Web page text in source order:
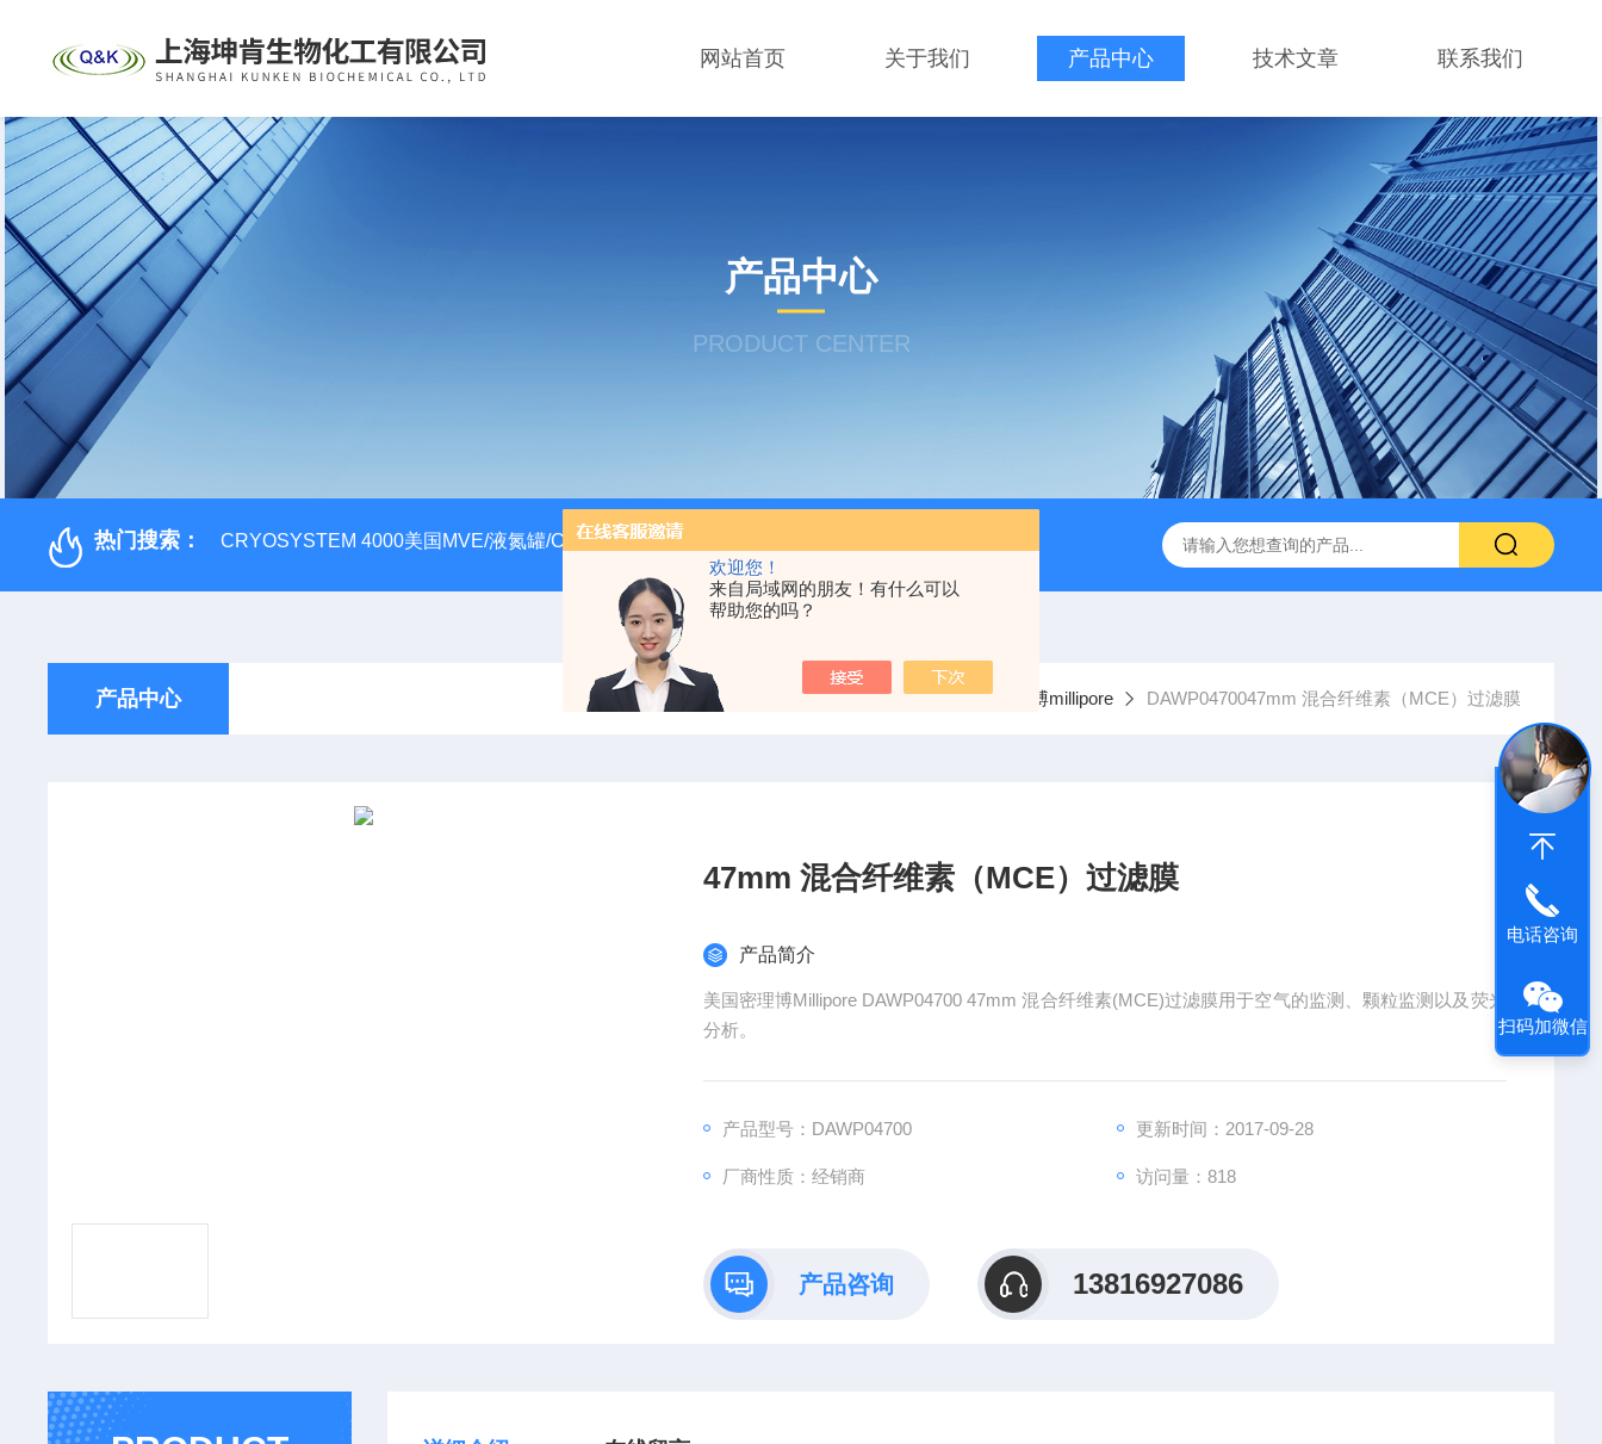
欢迎您！
来自局域网的朋友！有什么可以
帮助您的吗？
网站首页 关于我们 产品中心 技术文章 联系我们
产品中心
PRODUCT CENTER
热门搜索： CRYOSYSTEM 4000美国MVE/液氮罐/CRYOSYSTEM 4000 美国Corning 384孔细胞培养板 安捷伦Agilent色谱柱清单1 产品价格
产品中心 当前位置： 首页 产品中心 过滤器 美国密理博millipore DAWP0470047mm 混合纤维素（MCE）过滤膜
47mm 混合纤维素（MCE）过滤膜
产品简介
美国密理博Millipore DAWP04700 47mm 混合纤维素(MCE)过滤膜用于空气的监测、颗粒监测以及荧光
分析。
产品型号：DAWP04700 更新时间：2017-09-28
厂商性质：经销商 访问量：818
产品咨询 13816927086
电话咨询
扫码加微信